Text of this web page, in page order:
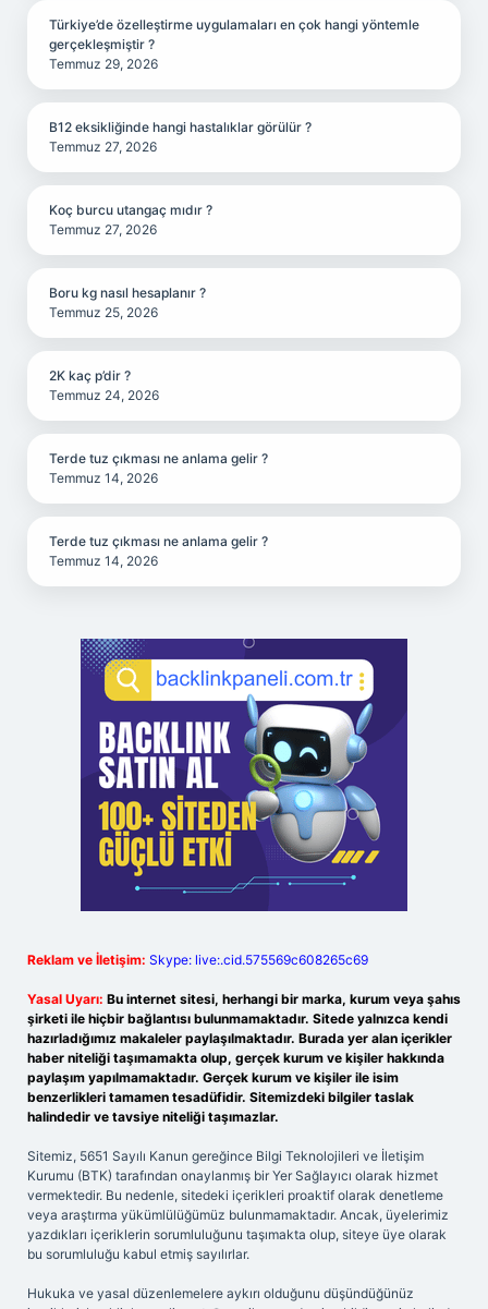
Türkiye’de özelleştirme uygulamaları en çok hangi yöntemle
gerçekleşmiştir ?
Temmuz 29, 2026
B12 eksikliğinde hangi hastalıklar görülür ?
Temmuz 27, 2026
Koç burcu utangaç mıdır ?
Temmuz 27, 2026
Boru kg nasıl hesaplanır ?
Temmuz 25, 2026
2K kaç p’dir ?
Temmuz 24, 2026
Terde tuz çıkması ne anlama gelir ?
Temmuz 14, 2026
Terde tuz çıkması ne anlama gelir ?
Temmuz 14, 2026
Reklam ve İletişim: Skype: live:.cid.575569c608265c69
Yasal Uyarı: Bu internet sitesi, herhangi bir marka, kurum veya şahıs
şirketi ile hiçbir bağlantısı bulunmamaktadır. Sitede yalnızca kendi
hazırladığımız makaleler paylaşılmaktadır. Burada yer alan içerikler
haber niteliği taşımamakta olup, gerçek kurum ve kişiler hakkında
paylaşım yapılmamaktadır. Gerçek kurum ve kişiler ile isim
benzerlikleri tamamen tesadüfidir. Sitemizdeki bilgiler taslak
halindedir ve tavsiye niteliği taşımazlar.
Sitemiz, 5651 Sayılı Kanun gereğince Bilgi Teknolojileri ve İletişim
Kurumu (BTK) tarafından onaylanmış bir Yer Sağlayıcı olarak hizmet
vermektedir. Bu nedenle, sitedeki içerikleri proaktif olarak denetleme
veya araştırma yükümlülüğümüz bulunmamaktadır. Ancak, üyelerimiz
yazdıkları içeriklerin sorumluluğunu taşımakta olup, siteye üye olarak
bu sorumluluğu kabul etmiş sayılırlar.
Hukuka ve yasal düzenlemelere aykırı olduğunu düşündüğünüz